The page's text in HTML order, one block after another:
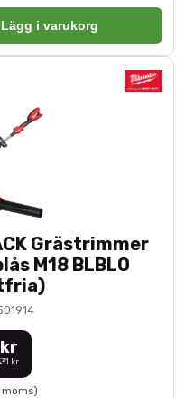
Lägg i varukorg
Grästrimmer
M18 BLBLO
kr
moms)